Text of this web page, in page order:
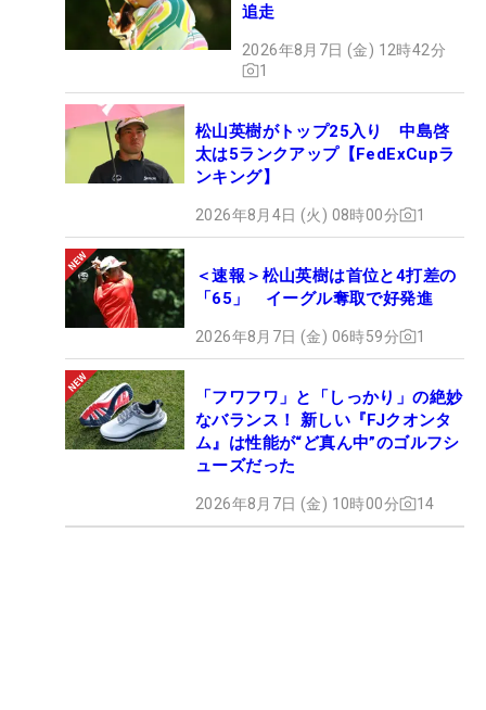
追走
2026年8月7日 (金) 12時42分
1
松山英樹がトップ25入り 中島啓
太は5ランクアップ【FedExCupラ
ンキング】
2026年8月4日 (火) 08時00分 1
＜速報＞松山英樹は首位と4打差の
「65」 イーグル奪取で好発進
2026年8月7日 (金) 06時59分 1
「フワフワ」と「しっかり」の絶妙
なバランス！ 新しい『FJクオンタ
ム』は性能が“ど真ん中”のゴルフシ
ューズだった
2026年8月7日 (金) 10時00分 14